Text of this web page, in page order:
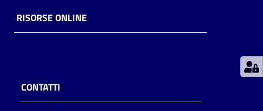
storico
per
RISORSE ONLINE
CONTATTI